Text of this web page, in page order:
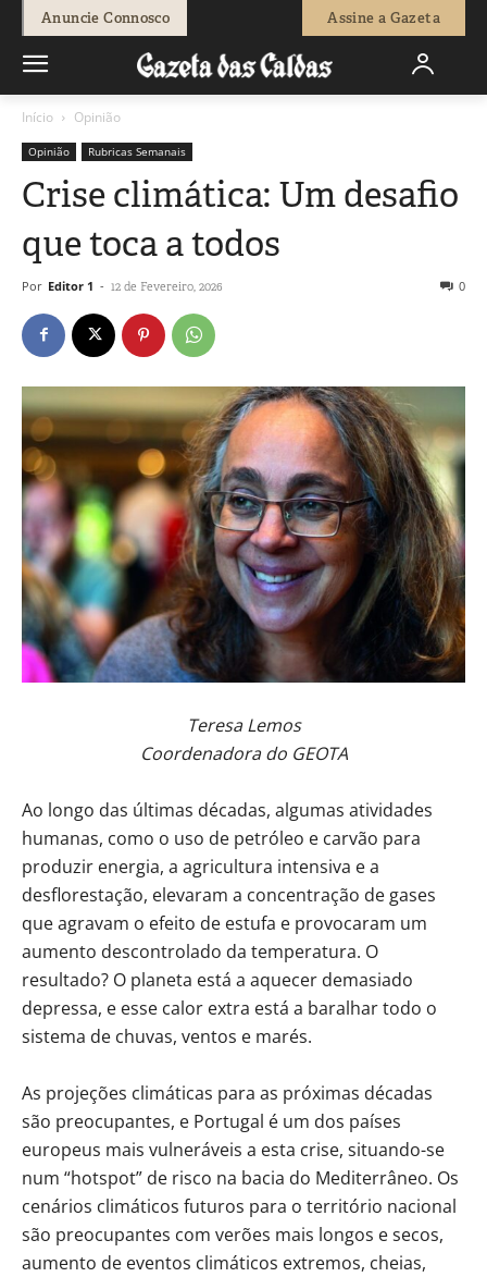
Anuncie Connosco Assine a Gazeta
Início Opinião
Opinião Rubricas Semanais
Crise climática: Um desafio
que toca a todos
Por Editor 1 - 12 de Fevereiro, 2026 0
Teresa Lemos
Coordenadora do GEOTA
Ao longo das últimas décadas, algumas atividades
humanas, como o uso de petróleo e carvão para
produzir energia, a agricultura intensiva e a
desflorestação, elevaram a concentração de gases
que agravam o efeito de estufa e provocaram um
aumento descontrolado da temperatura. O
resultado? O planeta está a aquecer demasiado
depressa, e esse calor extra está a baralhar todo o
sistema de chuvas, ventos e marés.
As projeções climáticas para as próximas décadas
são preocupantes, e Portugal é um dos países
europeus mais vulneráveis a esta crise, situando-se
num “hotspot” de risco na bacia do Mediterrâneo. Os
cenários climáticos futuros para o território nacional
são preocupantes com verões mais longos e secos,
aumento de eventos climáticos extremos, cheias,